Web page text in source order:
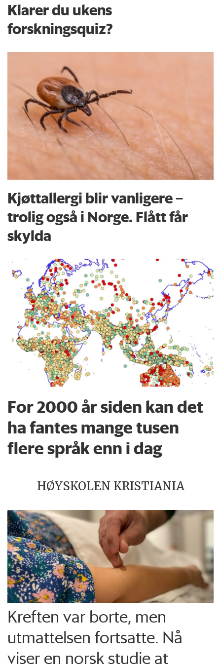
Klarer du ukens
forskningsquiz?
Kjøttallergi blir vanligere –
trolig også i Norge. Flått får
skylda
For 2000 år siden kan det
ha fantes mange tusen
flere språk enn i dag
HØYSKOLEN KRISTIANIA
Kreften var borte, men
utmattelsen fortsatte. Nå
viser en norsk studie at